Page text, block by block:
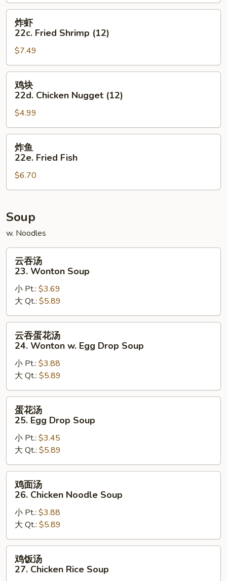
Balls
(8)
22c.
Fried
Shrimp
(12)
炸虾
22c. Fried Shrimp (12)
$7.49
22d.
Chicken
Nugget
(12)
鸡块
22d. Chicken Nugget (12)
$4.99
22e.
Fried
Fish
炸鱼
22e. Fried Fish
$6.70
Soup
w. Noodles
23.
Wonton
Soup
云吞汤
23. Wonton Soup
小 Pt.: $3.69
大 Qt.: $5.89
24.
Wonton
Egg
Drop
Soup
云吞蛋花汤
24. Wonton w. Egg Drop Soup
小 Pt.: $3.88
大 Qt.: $5.89
25.
Egg
Drop
Soup
蛋花汤
25. Egg Drop Soup
小 Pt.: $3.45
大 Qt.: $5.89
26.
Chicken
Noodle
Soup
鸡面汤
26. Chicken Noodle Soup
小 Pt.: $3.88
大 Qt.: $5.89
鸡饭汤
27. Chicken Rice Soup